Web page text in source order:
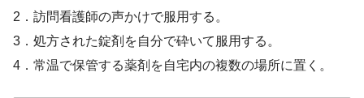
2．訪問看護師の声かけで服用する。
3．処方された錠剤を自分で砕いて服用する。
4．常温で保管する薬剤を自宅内の複数の場所に置く。